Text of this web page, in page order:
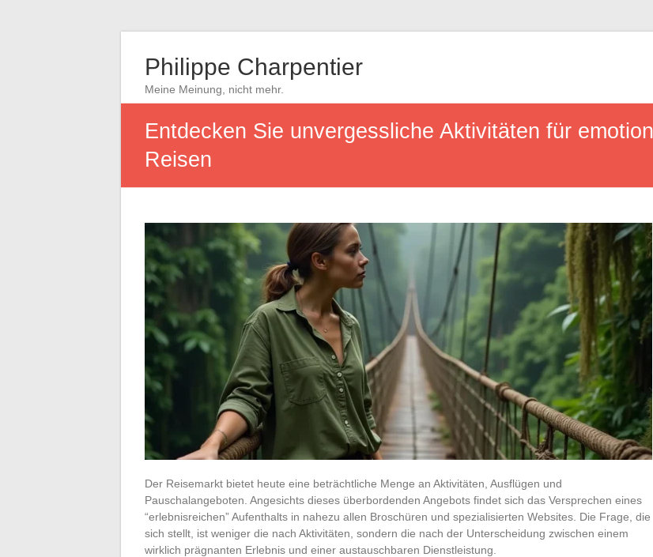
Philippe Charpentier
Meine Meinung, nicht mehr.
Entdecken Sie unvergessliche Aktivitäten für
Reisen
Der Reisemarkt bietet heute eine beträchtliche Menge an Aktivitäten, Ausflügen und
Pauschalangeboten. Angesichts dieses überbordenden Angebots findet sich das Versprechen eines
“erlebnisreichen” Aufenthalts in nahezu allen Broschüren und spezialisierten Websites. Die Frage, die
sich stellt, ist weniger die nach Aktivitäten, sondern die nach der Unterscheidung zwischen einem
wirklich prägnanten Erlebnis und einer austauschbaren Dienstleistung.